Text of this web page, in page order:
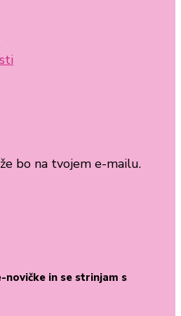
bo na tvojem e-mailu.
novičke in se strinjam s